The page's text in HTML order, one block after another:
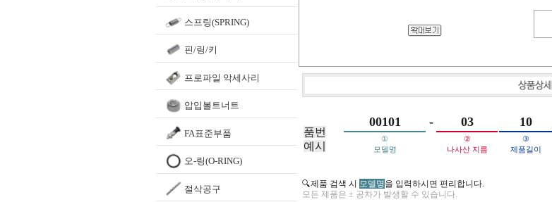
스프링(SPRING)
핀/링/키
프로파일 악세사리
압입볼트너트
FA표준부품
오-링(O-RING)
절삭공구
품번
예시
00101 - 03 10
①
모델명
②
나사산 지름
③
제품길이
🔍제품 검색 시 모델명을 입력하시면 편리합니다.
모든 제품은 ± 공차가 발생할 수 있습니다.